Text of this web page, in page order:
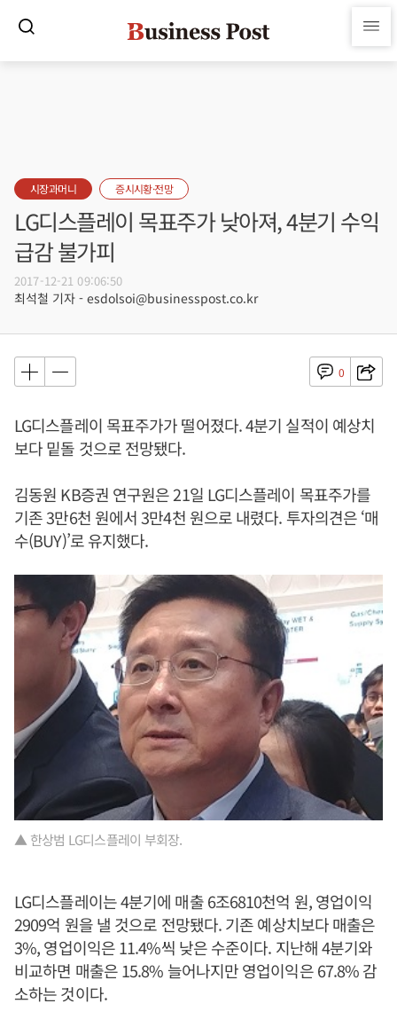
시장과머니 증시시황·전망
LG디스플레이 목표주가 낮아져, 4분기 수익
급감 불가피
2017-12-21 09:06:50
최석철 기자 - esdolsoi@businesspost.co.kr
0
LG디스플레이 목표주가가 떨어졌다. 4분기 실적이 예상치
보다 밑돌 것으로 전망됐다.
김동원 KB증권 연구원은 21일 LG디스플레이 목표주가를
기존 3만6천 원에서 3만4천 원으로 내렸다. 투자의견은 ‘매
수(BUY)’로 유지했다.
▲ 한상범 LG디스플레이 부회장.
LG디스플레이는 4분기에 매출 6조6810천억 원, 영업이익
2909억 원을 낼 것으로 전망됐다. 기존 예상치보다 매출은
3%, 영업이익은 11.4%씩 낮은 수준이다. 지난해 4분기와
비교하면 매출은 15.8% 늘어나지만 영업이익은 67.8% 감
소하는 것이다.